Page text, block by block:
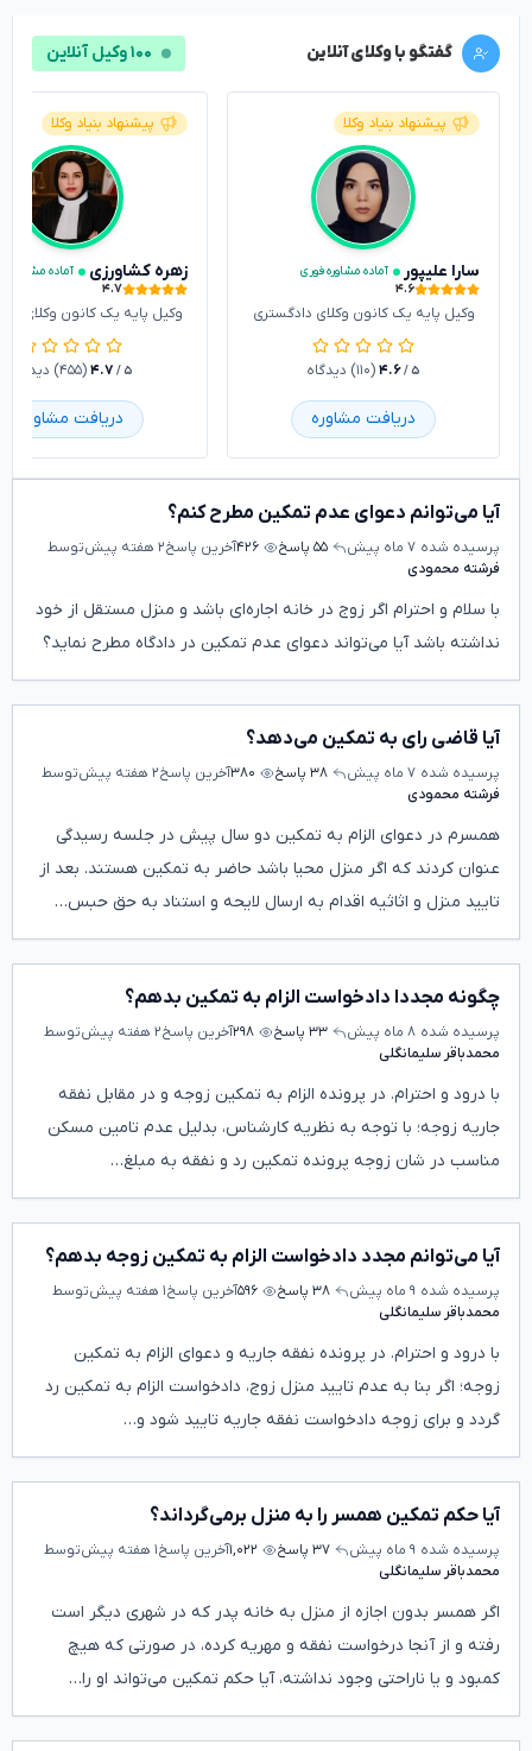
گفتگو با وکلای آنلاین ۱۰۰ وکیل آنلاین
پیشنهاد بنیاد وکلا
سارا علیپور آماده مشاوره فوری
۴.۶
وکیل پایه یک کانون وکلای دادگستری
۴.۶/ ۵ (۱۱۰) دیدگاه
دریافت مشاوره
پیشنهاد بنیاد وکلا
زهره کشاورزی آماده مشاوره
۴.۷
وکیل پایه یک کانون وکلای
۴.۷ / ۵ (۴۵۵) دیدگاه
دریافت مشاوره
آیا می‌توانم دعوای عدم تمکین مطرح کنم؟
پرسیده شده ۷ ماه پیش ۵۵ پاسخ ۴۲۶آخرین پاسخ۲ هفته پیش
توسط
فرشته محمودی
با سلام و احترام اگر زوج در خانه اجاره‌ای باشد و منزل مستقل از خود
نداشته باشد آیا می‌تواند دعوای عدم تمکین در دادگاه مطرح نماید؟
آیا قاضی رای به تمکین می‌دهد؟
پرسیده شده ۷ ماه پیش ۳۸ پاسخ ۳۸۰آخرین پاسخ۲ هفته پیش
توسط
فرشته محمودی
همسرم در دعوای الزام به تمکین دو سال پیش در جلسه رسیدگی
عنوان کردند که اگر منزل محیا باشد حاضر به تمکین هستند. بعد از
تایید منزل و اثاثیه اقدام به ارسال لایحه و استناد به حق حبس…
چگونه مجددا دادخواست الزام به تمکین بدهم؟
پرسیده شده ۸ ماه پیش ۳۳ پاسخ ۲۹۸آخرین پاسخ۲ هفته پیش
توسط
محمدباقر سلیمانگلی
با درود و احترام. در پرونده الزام به تمکین زوجه و در مقابل نفقه
جاریه زوجه؛ با توجه به نظریه کارشناس، بدلیل عدم تامین مسکن
مناسب در شان زوجه پرونده تمکین رد و نفقه به مبلغ…
آیا می‌توانم مجدد دادخواست الزام به تمکین زوجه بدهم؟
پرسیده شده ۹ ماه پیش ۳۸ پاسخ ۵۹۶آخرین پاسخ۱ هفته پیش
توسط
محمدباقر سلیمانگلی
با درود و احترام. در پرونده نفقه جاریه و دعوای الزام به تمکین
زوجه؛ اگر بنا به عدم تایید منزل زوج، دادخواست الزام به تمکین رد
گردد و برای زوجه دادخواست نفقه جاریه تایید شود و…
آیا حکم تمکین همسر را به منزل برمی‌گرداند؟
پرسیده شده ۹ ماه پیش ۳۷ پاسخ ۱,۰۲۲آخرین پاسخ۱ هفته پیش
توسط
محمدباقر سلیمانگلی
اگر همسر بدون اجازه از منزل به خانه پدر که در شهری دیگر است
رفته و از آنجا درخواست نفقه و مهریه کرده، در صورتی که هیچ
کمبود و یا ناراحتی وجود نداشته، آیا حکم تمکین می‌تواند او را…